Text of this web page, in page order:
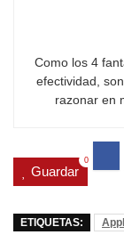
Como los 4
efectividad,
razonar en
Guardar
0
ETIQUETAS: